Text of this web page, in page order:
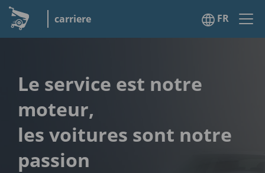
carriere FR
Le service est notre
moteur,
les voitures sont notre
passion